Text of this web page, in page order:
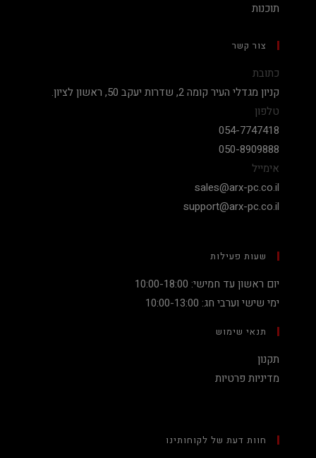
תוכנות
צור קשר
כתובת
קניון מגדלי העיר קומה 2, שדרות יעקב 50, ראשון לציון.
טלפון
054-7747418
050-8909888
אימייל
sales@arx-pc.co.il
support@arx-pc.co.il
שעות פעילות
יום ראשון עד חמישי: 10:00-18:00
ימי שישי וערבי חג: 10:00-13:00
תנאי שימוש
תקנון
מדיניות פרטיות
חוות דעת של לקוחותינו